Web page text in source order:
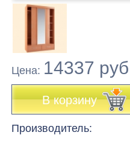
Цена: 14337
В корзину
Производитель: